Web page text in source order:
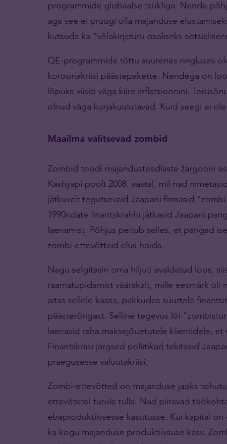
programmide globaalse tsükliga. Nende
aga see ei pruugi olla majanduse
kutsuda ka “võlakirjaturu osaliseks
QE-programmide tõttu suurenes ringluses
koroonakriisi päästepakette. Nendega on
lõpuks viisid väga kiire inflatsioonini.
olnud väga kurjakuulutavad. Kuid seegi ei
Maailma valitsevad zombid
Zombid toodi majandusteadlaste žargooni
Kashyapi poolt 2008. aastal, mil nad
jätkuvalt tegutsevaid Jaapani firmasid
1990ndate finantskrahhi jätkasid Jaapani
laenamist. Põhjus peitub selles, et pangad
zombi-ettevõtteid elus hoida.
Nagu selgitasin oma hiljuti avaldatud loos,
raamatupidamist väärakalt, mille eesmärk oli
aitas sellele kaasa, pakkudes suurtele
päästerõngast. Selline tegevus lõi
laenasid raha maksejõuetutele klientidele,
Finantskriisi järgsed poliitikad tekitasid
praegusesse valuutakriisi.
Zombi-ettevõtted on majanduse jaoks
ettevõtetel turule tulla. Nad piiravad
ebaproduktiivsesse kasutusse. Kui kapital
ka kogu majanduse produktiivsuse kasv.